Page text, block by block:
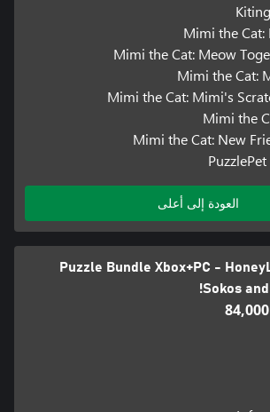
Mimi the
Mimi the Cat: Meow
Mimi the Cat:
Mimi the Cat: Mimi's
Mimi the
Mimi the Cat: New
العودة إلى أعلى
Puzzle Bundle Xbox+PC -
Sokos and